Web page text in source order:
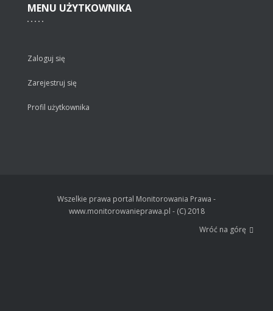
MENU UŻYTKOWNIKA
Zaloguj się
Zarejestruj się
Profil użytkownika
Wszelkie prawa portal Monitorowania Prawa -
www.monitorowanieprawa.pl - (C) 2018
Wróć na górę